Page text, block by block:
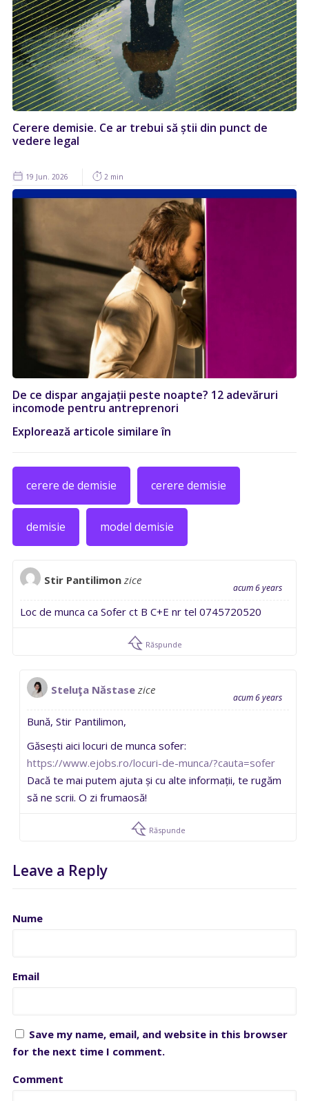
Cerere demisie. Ce ar trebui să știi din punct de
vedere legal
19 Jun. 2026 2 min
De ce dispar angajații peste noapte? 12 adevăruri
incomode pentru antreprenori
Explorează articole similare în
cerere de demisie cerere demisie
demisie model demisie
Stir Pantilimon zice
acum 6 years
Loc de munca ca Sofer ct B C+E nr tel 0745720520
Răspunde
Steluţa Năstase zice
acum 6 years
Bună, Stir Pantilimon,
Găsești aici locuri de munca sofer:
https://www.ejobs.ro/locuri-de-munca/?cauta=sofer
Dacă te mai putem ajuta și cu alte informații, te rugăm
să ne scrii. O zi frumaosă!
Răspunde
Leave a Reply
Nume
Email
Save my name, email, and website in this browser
for the next time I comment.
Comment